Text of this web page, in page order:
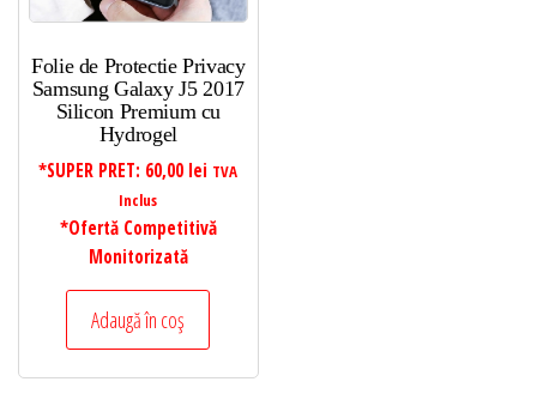
Folie de Protectie Privacy
Samsung Galaxy J5 2017
Silicon Premium cu
Hydrogel
*SUPER PRET: 60,00 lei TVA
Inclus
*Ofertă Competitivă
Monitorizată
Adaugă în coș